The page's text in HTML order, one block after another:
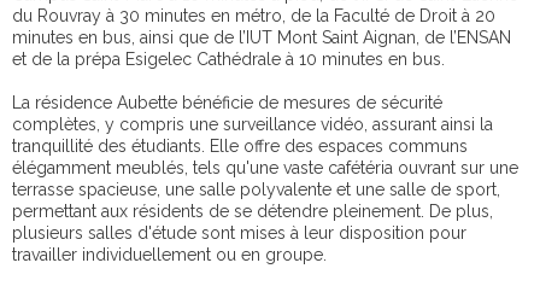
du Rouvray à 30 minutes en métro, de la Faculté de Droit à 20
minutes en bus, ainsi que de l’IUT Mont Saint Aignan, de l’ENSAN
et de la prépa Esigelec Cathédrale à 10 minutes en bus.
La résidence Aubette bénéficie de mesures de sécurité
complètes, y compris une surveillance vidéo, assurant ainsi la
tranquillité des étudiants. Elle offre des espaces communs
élégamment meublés, tels qu'une vaste cafétéria ouvrant sur une
terrasse spacieuse, une salle polyvalente et une salle de sport,
permettant aux résidents de se détendre pleinement. De plus,
plusieurs salles d'étude sont mises à leur disposition pour
travailler individuellement ou en groupe.